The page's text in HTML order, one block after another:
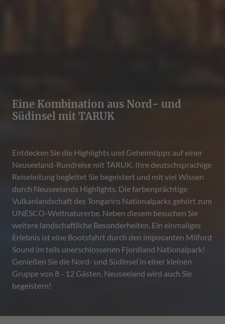
Eine Kombination aus Nord- und
Südinsel mit TARUK
Entdecken Sie die Highlights und Geheimtipps auf einer
Neuseeland-Rundreise mit TARUK. Ihre deutschsprachige
Reiseleitung begleitet Sie begeistert und mit viel Wissen
durch Neuseelands Highlights. Die farbenprächtige
Vulkanlandschaft des Tongariro Nationalparks gehört zum
UNESCO-Weltnaturerbe. Neben diesem besuchen Sie
weitere landschaftliche Besonderheiten. Ein einmaliges
Erlebnis ist eine Bootsfahrt durch den imposanten Milford
Sound im teils unerschlossenen Fjordland Nationalpark!
Genießen Sie die Nord- und Südinsel in einer kleinen
Gruppe von 8 - 12 Gästen. Neuseeland wird auch Sie
begeistern!